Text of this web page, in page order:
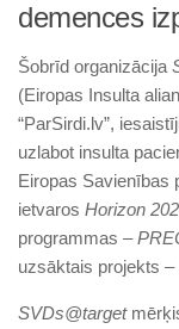
demences
Šobrīd organizācija
(Eiropas Insulta
“ParSirdi.lv”,
uzlabot insulta
Eiropas Savienības
ietvaros Horizon
programmas –
uzsāktais projekts –
SVDs@target